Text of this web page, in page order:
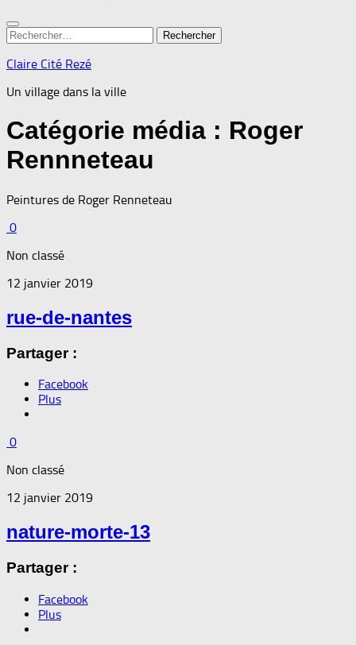
Rechercher :
Claire Cité Rezé
Un village dans la ville
Catégorie média : Roger
Rennneteau
Peintures de Roger Renneteau
0
Non classé
12 janvier 2019
rue-de-nantes
Partager :
Facebook
Plus
0
Non classé
12 janvier 2019
nature-morte-13
Partager :
Facebook
Plus